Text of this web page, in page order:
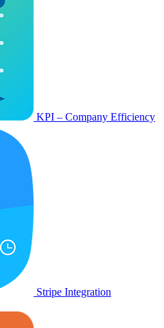
KPI – Company Efficiency
Stripe Integration